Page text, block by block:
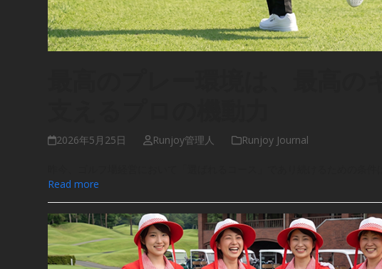
2026年5月25日 Runjoy管理人 Runjoy Journal
Read more